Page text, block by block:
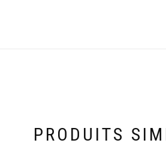
PRODUITS